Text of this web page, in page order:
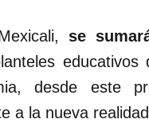
se
desde este
a la nueva